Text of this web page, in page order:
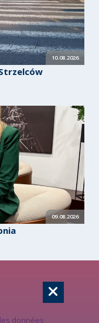
10.08.2026
09.08.2026
données